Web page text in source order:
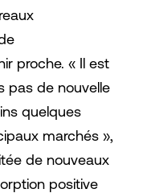
proche. « Il est
pas de nouvelle
quelques
marchés »,
de nouveaux
positive